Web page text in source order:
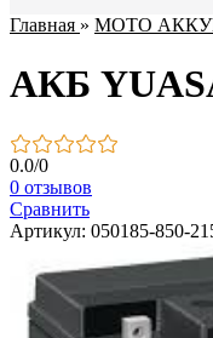
Главная » МОТО
АКБ
0.0/0
0 отзывов
Сравнить
Артикул: 050185-850-